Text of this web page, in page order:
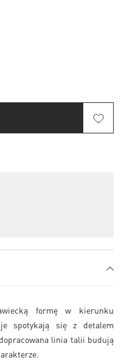
formę w kierunku
spotykają się z detalem
linia talii budują